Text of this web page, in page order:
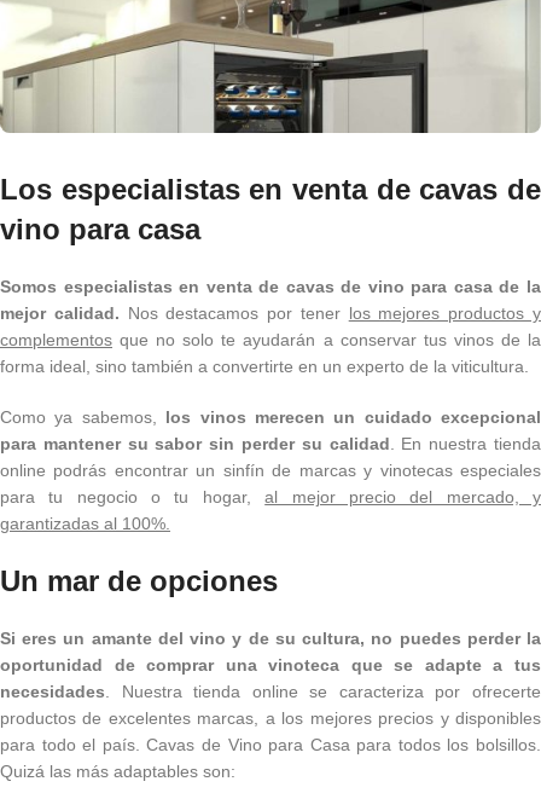
Los especialistas en venta de cavas de
vino para casa
Somos especialistas en venta de cavas de vino para casa de la
mejor calidad. Nos destacamos por tener los mejores productos y
complementos que no solo te ayudarán a conservar tus vinos de la
forma ideal, sino también a convertirte en un experto de la viticultura.
Como ya sabemos, los vinos merecen un cuidado excepcional
para mantener su sabor sin perder su calidad . En nuestra tienda
online podrás encontrar un sinfín de marcas y vinotecas especiales
para tu negocio o tu hogar,al mejor precio del mercado, y
garantizadas al 100%.
Un mar de opciones
Si eres un amante del vino y de su cultura, no puedes perder la
oportunidad de comprar una vinoteca que se adapte a tus
necesidades . Nuestra tienda online se caracteriza por ofrecerte
productos de excelentes marcas, a los mejores precios y disponibles
para todo el país. Cavas de Vino para Casa para todos los bolsillos.
Quizá las más adaptables son: